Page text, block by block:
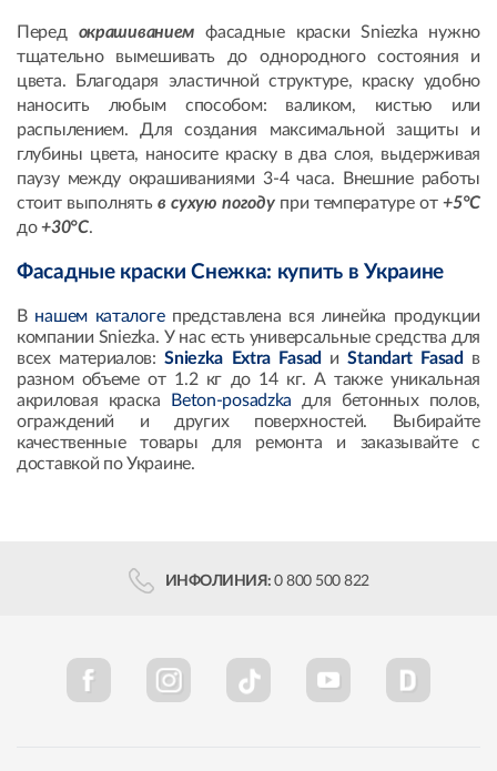
Передокрашиванием фасадные краски Sniezka нужно
тщательно вымешивать до однородного состояния и
цвета. Благодаря эластичной структуре, краску удобно
наносить любым способом: валиком, кистью или
распылением. Для создания максимальной защиты и
глубины цвета, наносите краску в два слоя, выдерживая
паузу между окрашиваниями 3-4 часа. Внешние работы
стоит выполнять в сухую погодупри температуре от+5°C
до+30°C.
Фасадные краски Снежка: купить в Украине
В нашем каталогепредставлена вся линейка продукции
компании Sniezka. У нас есть универсальные средства для
всех материалов:Sniezka Extra Fasad иStandart Fasad
в
разном объеме от 1.2 кг до 14 кг. А также уникальная
акриловая краска
Beton-posadzka для бетонных полов,
ограждений и других поверхностей. Выбирайте
качественные товары для ремонта и заказывайте с
доставкой по Украине.
ИНФОЛИНИЯ: 0 800 500 822